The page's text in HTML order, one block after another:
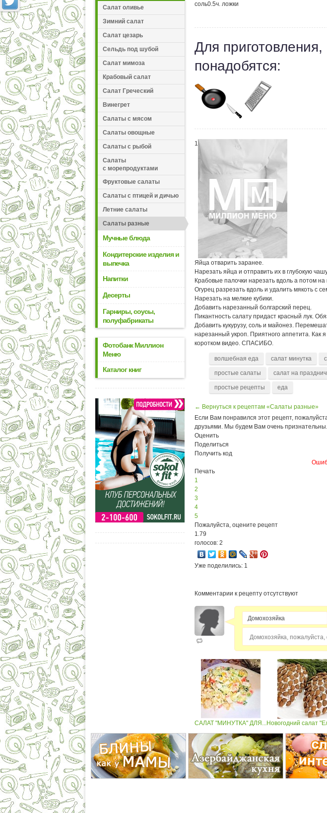
Салат оливье
Зимний салат
Салат цезарь
Сельдь под шубой
Салат мимоза
Крабовый салат
Салат Греческий
Винегрет
Салаты с мясом
Салаты овощные
Салаты с рыбой
Салаты
с морепродуктами
Фруктовые салаты
Салаты с птицей и дичью
Летние салаты
Салаты разные
Мучные блюда
Кондитерские изделия и
выпечка
Напитки
Десерты
Гарниры, соусы,
полуфабрикаты
Фотобанк Миллион
Меню
Каталог книг
соль0.5ч. ложки
Для
понадобятся:
1
Яйца отварить заранее.
Нарезать яйца и отправить их в глубокую
Крабовые палочки нарезать вдоль а потом на
Огурец разрезать вдоль и удалить мякоть с
Нарезать на мелкие кубики.
Добавить нарезанный болгарский перец.
Пикантность салату придаст красный лук.
Добавить кукурузу, соль и майонез.
нарезанный укроп. Приятного аппетита. Как
коротком видео. СПАСИБО.
волшебная еда салат минутка
простые салаты
простые рецепты еда
← Вернуться к рецептам «Салаты разные»
Если Вам понравился этот рецепт,
друзьями. Мы будем Вам очень признательны.
Оценить
Поделиться
Получить код
Печать
1
2
3
4
5
Пожалуйста, оцените рецепт
1.79
голосов: 2
Уже поделились: 1
Комментарии к рецепту отсутствуют
Домохозяйка, пожалуйста,
САЛАТ "МИНУТКА" ДЛЯ...Новогодний салат